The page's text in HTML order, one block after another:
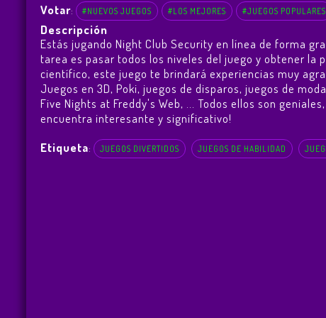
Votar: #NUEVOS JUEGOS #LOS MEJORES #JUEGOS POPULARES
Descripción
Estás jugando Night Club Security en línea de forma
tarea es pasar todos los niveles del juego y obtener la
científico, este juego te brindará experiencias muy
Juegos en 3D, Poki, juegos de disparos, juegos de
Five Nights at Freddy's Web, ... Todos ellos son
encuentra interesante y significativo!
Etiqueta: JUEGOS DIVERTIDOS JUEGOS DE HABILIDAD